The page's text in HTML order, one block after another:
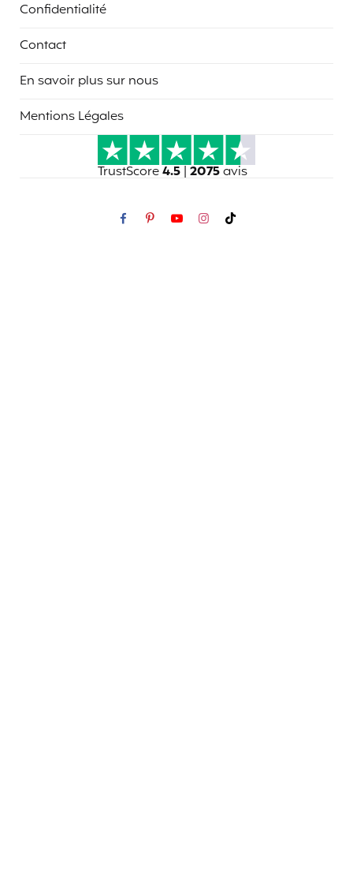
Confidentialité
Contact
En savoir plus sur nous
Mentions Légales
TrustScore4.5 | 2075avis